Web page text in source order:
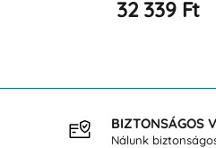
33 064 Ft
BIZTONSÁGOS
Nálunk